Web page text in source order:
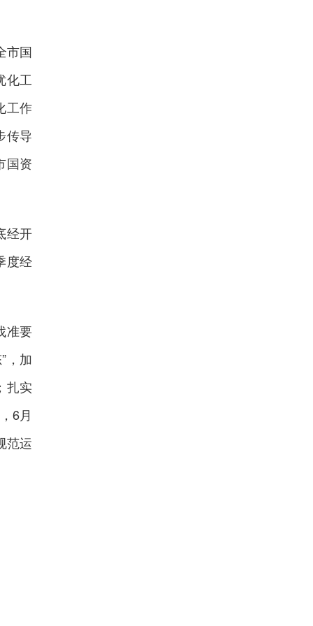
市国
化工
工作
传导
国资
经开
度经
准要
，加
扎实
6月
范运